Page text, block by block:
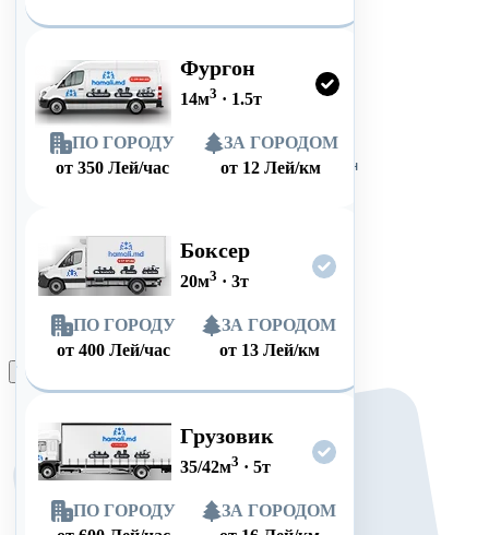
Фургон
14м3 · 1.5т
ПО ГОРОДУ
от 350 Лей/час
ЗА ГОРОДОМ
от 12 Лей/км
Боксер
20м3 · 3т
ПО ГОРОДУ
от 400 Лей/час
ЗА ГОРОДОМ
от 13 Лей/км
Грузовик
35/42м3 · 5т
ПО ГОРОДУ
ЗА ГОРОДОМ
Оформить заказ